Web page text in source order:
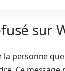
sur
personne que